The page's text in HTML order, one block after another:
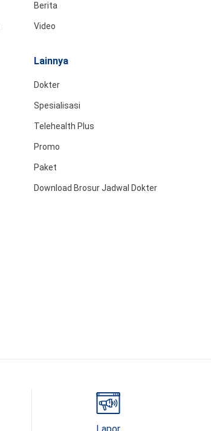
Berita
Video
Lainnya
Dokter
Spesialisasi
Telehealth Plus
Promo
Paket
Download Brosur Jadwal Dokter